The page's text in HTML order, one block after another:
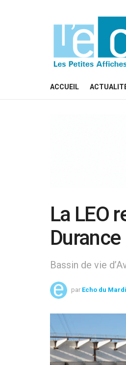
ACCUEIL
La LEO
Durance
Bassin de vie
par Echo du Mardi